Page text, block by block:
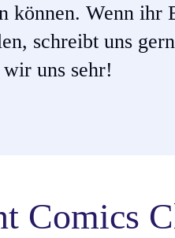
können. Wenn ihr
schreibt uns
uns sehr!
Comics